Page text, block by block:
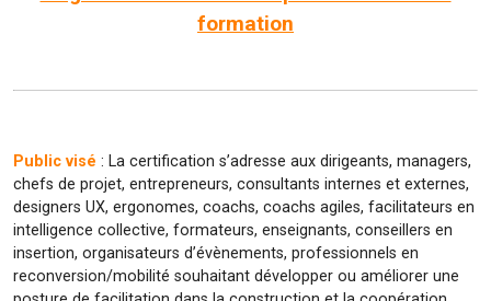
formation
Public visé : La certification s’adresse aux dirigeants, managers,
chefs de projet, entrepreneurs, consultants internes et externes,
designers UX, ergonomes, coachs, coachs agiles, facilitateurs en
intelligence collective, formateurs, enseignants, conseillers en
insertion, organisateurs d’évènements, professionnels en
reconversion/mobilité souhaitant développer ou améliorer une